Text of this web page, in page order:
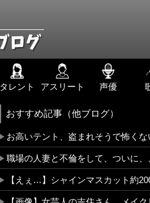
タレント アスリート 声優
おすすめ記事（他ブログ）
お高いテント、盗まれそうで怖くな
職場の人妻と不倫をして、ついに、
【えぇ…】シャインマスカット約